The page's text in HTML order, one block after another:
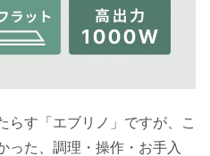
らす「エブリノ」ですが、こ
った、調理・操作・お手入